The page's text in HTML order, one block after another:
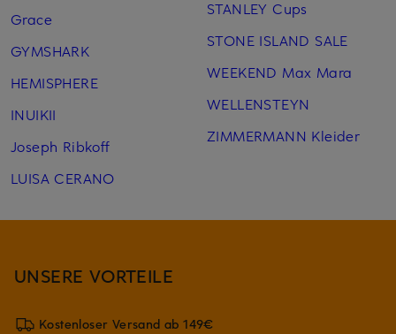
Grace
GYMSHARK
HEMISPHERE
INUIKII
Joseph Ribkoff
LUISA CERANO
STANLEY Cups
STONE ISLAND SALE
WEEKEND Max Mara
WELLENSTEYN
ZIMMERMANN Kleider
UNSERE VORTEILE
Kostenloser Versand ab 149€